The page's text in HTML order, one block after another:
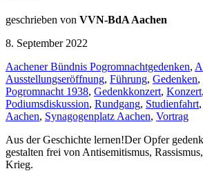
geschrieben von VVN-BdA Aachen
8. September 2022
Aachener Bündnis Pogromnachtgedenken,
Ausstellungseröffnung, Führung, Gedenken,
Pogromnacht 1938, Gedenkkonzert, Konzert,
Podiumsdiskussion, Rundgang, Studienfahrt,
Aachen, Synagogenplatz Aachen, Vortrag
Aus der Geschichte lernen!Der Opfer
gestalten frei von Antisemitismus,
Krieg.